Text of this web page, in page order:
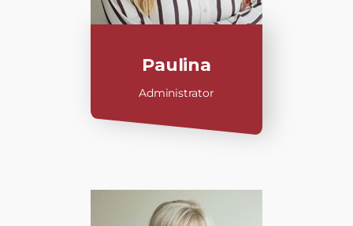
Paulina
Administrator